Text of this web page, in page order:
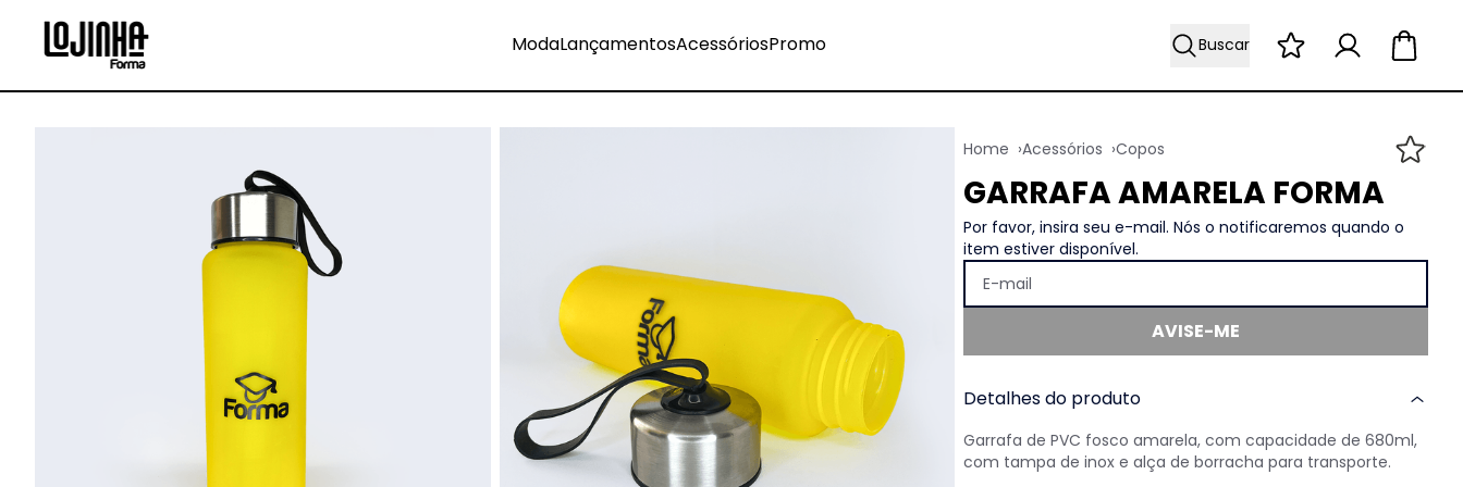
ModaLançamentosAcessóriosPromo Buscar
Acessórios Copos
GARRAFA AMARELA FORMA
Por favor, insira seu e-mail. Nós o notificaremos quando o
item estiver disponível.
E-mail
AVISE-ME
Detalhes do produto
Garrafa de PVC fosco amarela, com capacidade de 680ml,
com tampa de inox e alça de borracha para transporte.